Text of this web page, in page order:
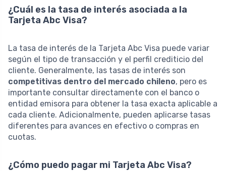
¿Cuál es la tasa de interés asociada a la
Tarjeta Abc Visa?
La tasa de interés de la Tarjeta Abc Visa puede variar
según el tipo de transacción y el perfil crediticio del
cliente. Generalmente, las tasas de interés son
competitivas dentro del mercado chileno, pero es
importante consultar directamente con el banco o
entidad emisora para obtener la tasa exacta aplicable a
cada cliente. Adicionalmente, pueden aplicarse tasas
diferentes para avances en efectivo o compras en
cuotas.
¿Cómo puedo pagar mi Tarjeta Abc Visa?